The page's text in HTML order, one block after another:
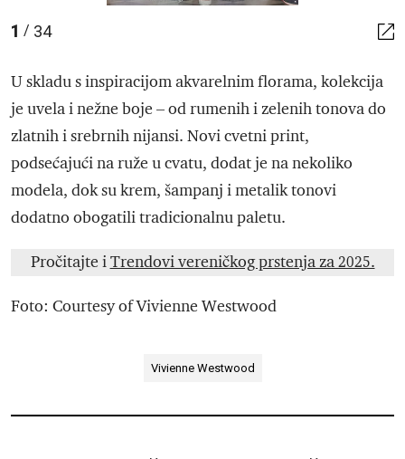
1 / 34
U skladu s inspiracijom akvarelnim florama, kolekcija
je uvela i nežne boje – od rumenih i zelenih tonova do
zlatnih i srebrnih nijansi. Novi cvetni print,
podsećajući na ruže u cvatu, dodat je na nekoliko
modela, dok su krem, šampanj i metalik tonovi
dodatno obogatili tradicionalnu paletu.
Pročitajte iTrendovi vereničkog prstenja za 2025.
Foto: Courtesy of Vivienne Westwood
Vivienne Westwood